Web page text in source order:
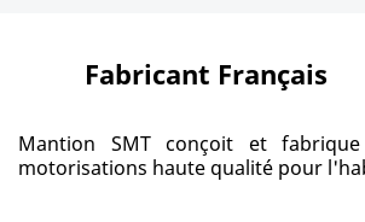
Fabricant Français
Mantion SMT conçoit et
motorisations haute qualité pour